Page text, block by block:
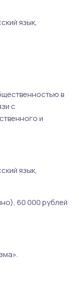
язык,
в
с
и
язык,
60 000 рублей